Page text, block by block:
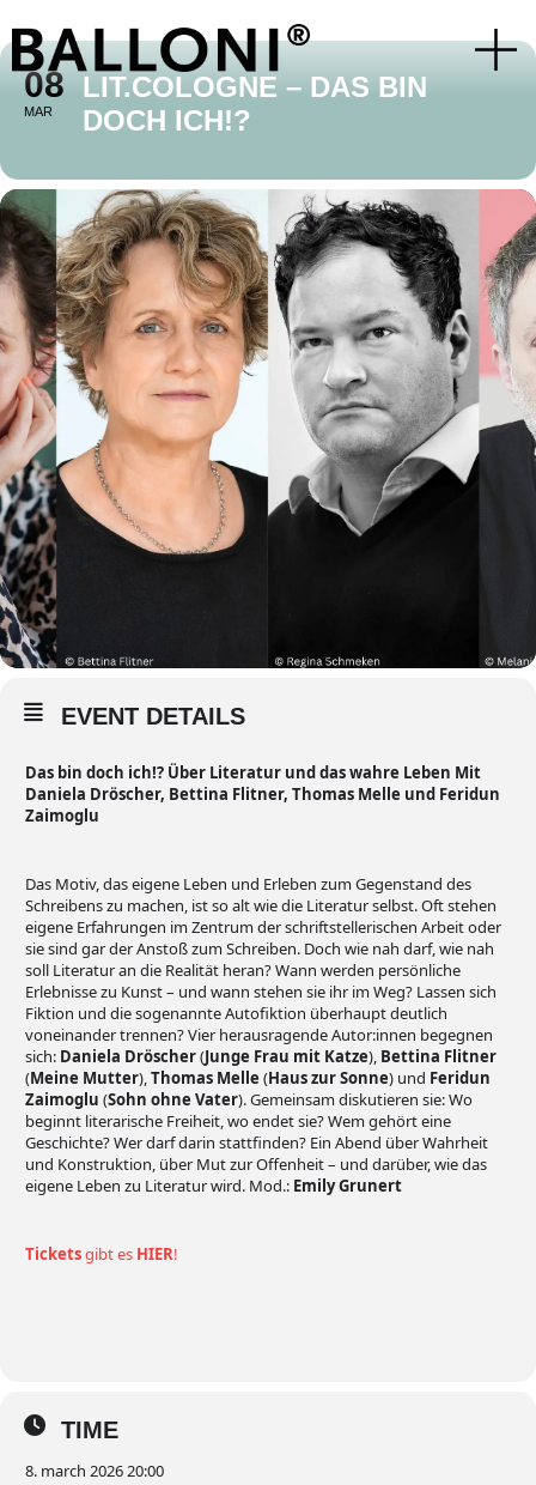
08
MAR
LIT.COLOGNE – DAS BIN
DOCH ICH!?
EVENT DETAILS
Das bin doch ich!? Über Literatur und das wahre Leben Mit
Daniela Dröscher, Bettina Flitner, Thomas Melle und Feridun
Zaimoglu
Das Motiv, das eigene Leben und Erleben zum Gegenstand des
Schreibens zu machen, ist so alt wie die Literatur selbst. Oft stehen
eigene Erfahrungen im Zentrum der schriftstellerischen Arbeit oder
sie sind gar der Anstoß zum Schreiben. Doch wie nah darf, wie nah
soll Literatur an die Realität heran? Wann werden persönliche
Erlebnisse zu Kunst – und wann stehen sie ihr im Weg? Lassen sich
Fiktion und die sogenannte Autofiktion überhaupt deutlich
voneinander trennen? Vier herausragende Autor:innen begegnen
sich: Daniela Dröscher(Junge Frau mit Katze), Bettina Flitner
(Meine Mutter),Thomas Melle (Haus zur Sonne) und Feridun
Zaimoglu (Sohn ohne Vater). Gemeinsam diskutieren sie: Wo
beginnt literarische Freiheit, wo endet sie? Wem gehört eine
Geschichte? Wer darf darin stattfinden? Ein Abend über Wahrheit
und Konstruktion, über Mut zur Offenheit – und darüber, wie das
eigene Leben zu Literatur wird. Mod.: Emily Grunert
Ticketsgibt es HIER!
TIME
8. march 2026 20:00